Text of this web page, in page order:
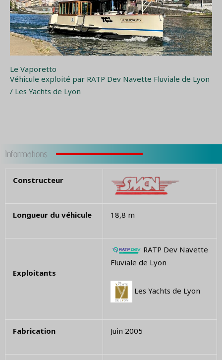
Le Vaporetto
Véhicule exploité par RATP Dev Navette Fluviale de Lyon
/ Les Yachts de Lyon
Informations
Constructeur
Longueur du véhicule 18,8 m
Exploitants
RATP Dev Navette
Fluviale de Lyon
Les Yachts de Lyon
Fabrication Juin 2005